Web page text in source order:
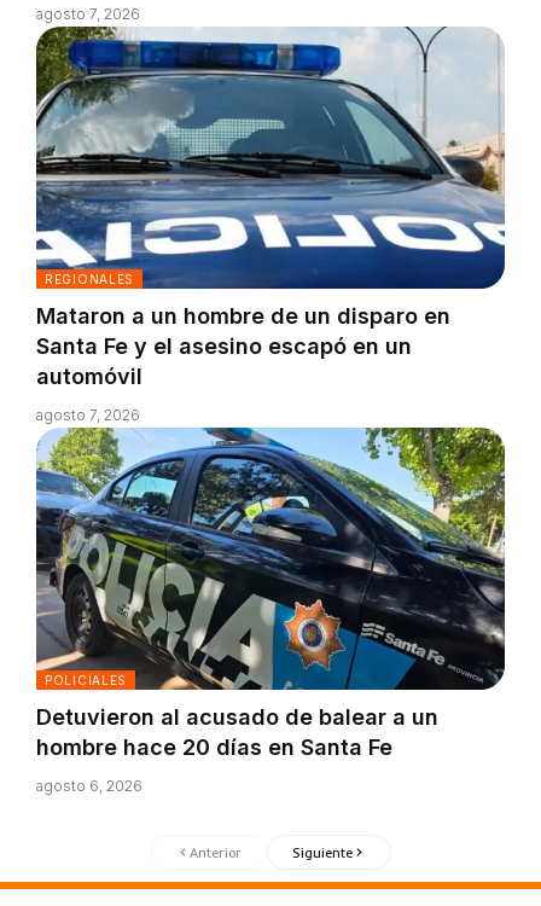
agosto 7, 2026
REGIONALES
Mataron a un hombre de un disparo en
Santa Fe y el asesino escapó en un
automóvil
agosto 7, 2026
POLICIALES
Detuvieron al acusado de balear a un
hombre hace 20 días en Santa Fe
agosto 6, 2026
Anterior Siguiente